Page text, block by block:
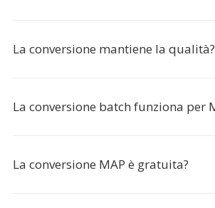
La conversione mantiene la qualità?
La conversione batch funziona per
La conversione MAP è gratuita?